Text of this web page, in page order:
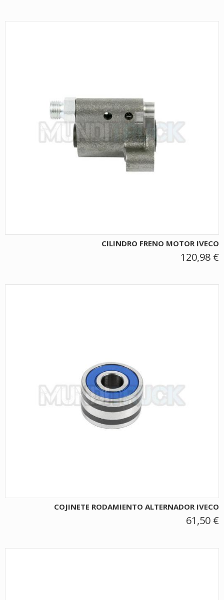
CILINDRO FRENO MOTOR IVECO
120,98 €
COJINETE RODAMIENTO ALTERNADOR IVECO
61,50 €